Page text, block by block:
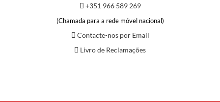
+351 966 589 269
(Chamada para a rede móvel nacional)
Contacte-nos por Email
Livro de Reclamações